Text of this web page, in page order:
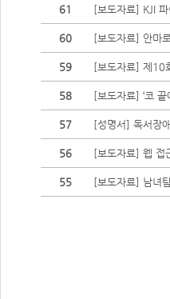
61 [보도자료] KJI
60 [보도자료] 안마
59 [보도자료] 제10
58 [보도자료] ‘코
57 [성명서] 독서장
56 [보도자료] 웹
55 [보도자료] 남녀